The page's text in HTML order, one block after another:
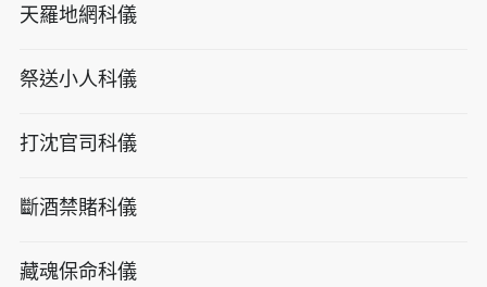
天羅地網科儀
祭送小人科儀
打沈官司科儀
斷酒禁賭科儀
藏魂保命科儀